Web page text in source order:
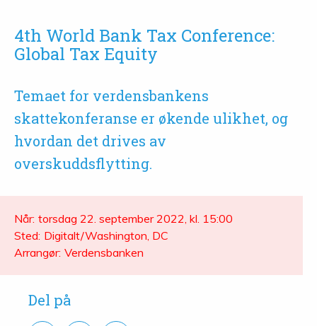
4th World Bank Tax Conference:
Global Tax Equity
Temaet for verdensbankens
skattekonferanse er økende ulikhet, og
hvordan det drives av
overskuddsflytting.
Når: torsdag 22. september 2022, kl. 15:00
Sted: Digitalt/Washington, DC
Arrangør: Verdensbanken
Del på